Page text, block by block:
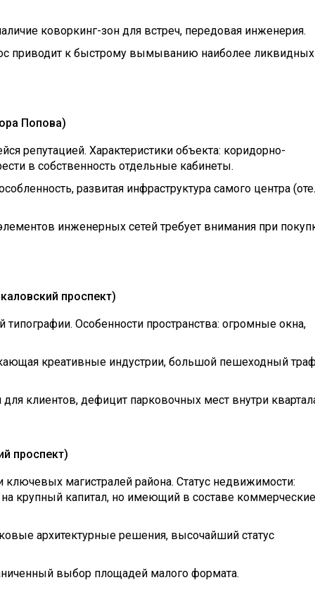
коворкинг-зон для встреч, передовая инженерия.
приводит к быстрому вымыванию наиболее ликвидных
Попова)
репутацией. Характеристики объекта: коридорно-
в собственность отдельные кабинеты.
развитая инфраструктура самого центра
инженерных сетей требует внимания при
проспект)
Особенности пространства: огромные окна,
креативные индустрии, большой пешеходный
клиентов, дефицит парковочных мест внутри
проспект)
магистралей района. Статус недвижимости:
крупный капитал, но имеющий в составе коммерческие
архитектурные решения, высочайший статус
выбор площадей малого формата.